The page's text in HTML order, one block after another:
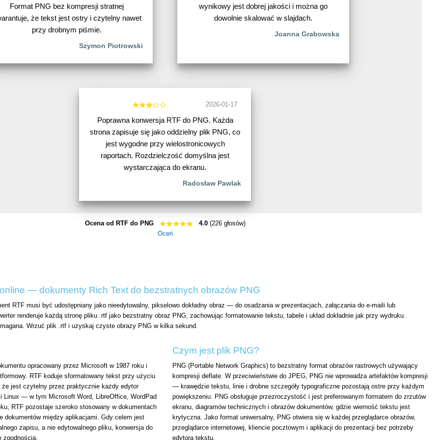
Format PNG bez kompresji stratnej
że tekst jest ostry i czytelny nawet
przy drobnym piśmie.
Szymon Piotrowski
wynikowy jest dobrej jakości i można go
dowolnie skalować w slajdach.
Joanna Grabowska
2026-01-17
Poprawna konwersja RTF do PNG. Każda
strona zapisuje się jako oddzielny plik PNG, co
jest wygodne przy wielostronicowych
raportach. Rozdzielczość domyślna jest
wystarczająca do ekranu.
Radosław Pawlak
Ocena od RTF do PNG 4.0(226 głosów)
Oceń
— dokumenty Rich Text do bezstratnych obrazów PNG
RTF musi być udostępniany jako nieedytowalny, pikselowo dokładny obraz — do osadzania w prezentacjach, załączania do e-maili lub
renderuje każdą stronę pliku .rtf jako bezstratny obraz PNG, zachowując formatowanie tekstu, tabele i układ dokładnie jak przy wydruku.
Wrzuć plik .rtf i uzyskaj czyste obrazy PNG w kilka sekund.
opracowany przez Microsoft w 1987 roku i
RTF koduje sformatowany tekst przy użyciu
że jest czytelny przez praktycznie każdy edytor
Linux — w tym Microsoft Word, LibreOffice, WordPad
RTF pozostaje szeroko stosowany w dokumentach
dokumentów między aplikacjami. Gdy celem jest
zapisu, a nie edytowalnego pliku, konwersja do
zgodnością.
Czym jest plik PNG?
PNG (Portable Network Graphics) to bezstratny format obrazów rastrowych używający
kompresji deflate. W przeciwieństwie do JPEG, PNG nie wprowadza artefaktów kompresji
— krawędzie tekstu, linie i drobne szczegóły typograficzne pozostają ostre przy każdym
powiększeniu. PNG obsługuje przezroczystość i jest preferowanym formatem do zrzutów
ekranu, diagramów technicznych i obrazów dokumentów, gdzie wierność tekstu jest
krytyczna. Jako format uniwersalny, PNG otwiera się w każdej przeglądarce obrazów,
przeglądarce internetowej, kliencie pocztowym i aplikacji do prezentacji bez potrzeby
edytora tekstu.